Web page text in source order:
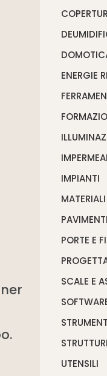
ENERGIE
IMPIANTI
PORTE E
SCALE E
UTENSILI